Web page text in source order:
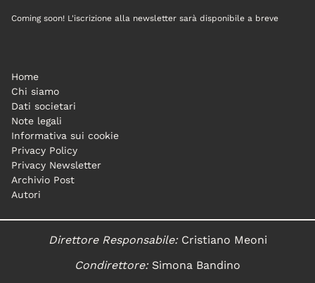
Coming soon! L'iscrizione alla newsletter sarà disponibile a breve
Home
Chi siamo
Dati societari
Note legali
Informativa sui cookie
Privacy Policy
Privacy Newsletter
Archivio Post
Autori
Direttore Responsabile:Cristiano Meoni
Condirettore:Simona Bandino